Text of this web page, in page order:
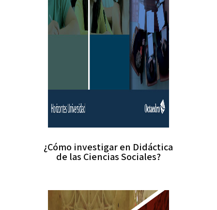
¿Cómo investigar en Didáctica
de las Ciencias Sociales?